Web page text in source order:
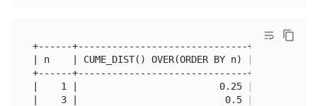
+------+------------------------------+
| n    | CUME_DIST() OVER(ORDER BY n) |
+------+------------------------------+
|    1 |                         0.25 |
|    3 |                          0.5 |